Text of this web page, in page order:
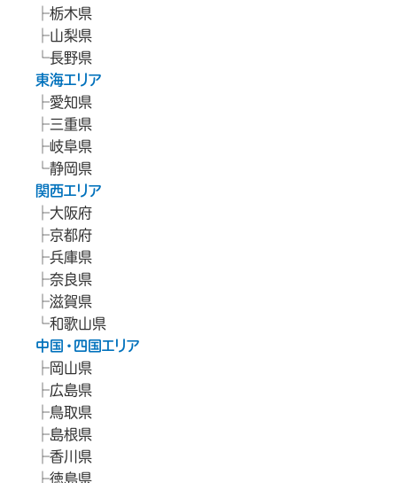
栃木県
山梨県
長野県
東海エリア
愛知県
三重県
岐阜県
静岡県
関西エリア
大阪府
京都府
兵庫県
奈良県
滋賀県
和歌山県
中国・四国エリア
岡山県
広島県
鳥取県
島根県
香川県
徳島県